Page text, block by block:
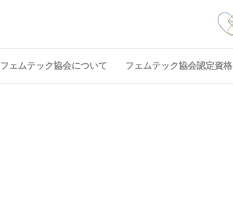
フェムテック協会について フェムテック協会認定資格